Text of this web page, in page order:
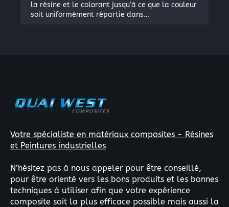
la résine et le colorant jusqu’à ce que la couleur
soit uniformément répartie dans…
Votre spécialiste en matériaux composites - Résines
et Peintures industrielles
N’hésitez pas à nous appeler pour être conseillé,
pour être orienté vers les bons produits et les bonnes
techniques à utiliser afin que votre expérience
composite soit la plus efficace possible mais aussi la
: